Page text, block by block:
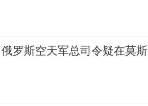
罗斯空天军总司令疑在莫斯